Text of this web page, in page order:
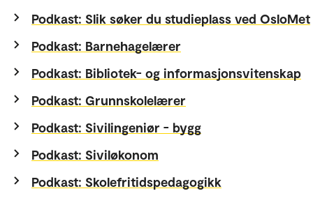
Podkast: Slik søker du studieplass ved OsloMet
Podkast: Barnehagelærer
Podkast: Bibliotek- og informasjonsvitenskap
Podkast: Grunnskolelærer
Podkast: Sivilingeniør - bygg
Podkast: Siviløkonom
Podkast: Skolefritidspedagogikk